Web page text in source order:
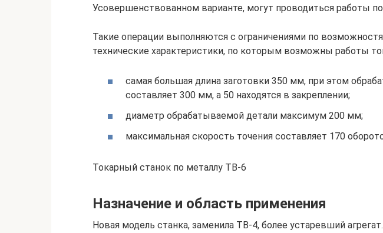
Усовершенствованном варианте, могут проводиться работы
Такие операции выполняются с ограничениями по
технические характеристики, по которым возможны работы
самая большая длина заготовки 350 мм, при этом
составляет 300 мм, а 50 находятся в закреплении;
диаметр обрабатываемой детали максимум 200 мм;
максимальная скорость точения составляет 170
Токарный станок по металлу ТВ-6
Назначение и область применения
Новая модель станка, заменила ТВ-4, более устаревший